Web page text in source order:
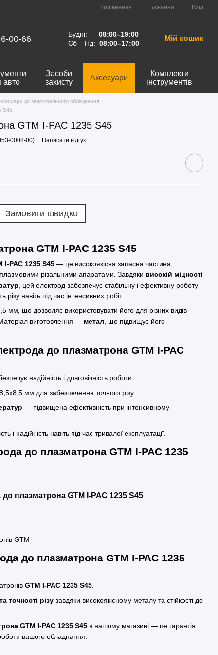
Порівняння Бажання Вхід
00-66 Будні:
08:00–19:00
Сб – Нд: 08:00–17:00
Мій кошик
авто
Засоби
захисту
Аксесуари
Комплекти
інструментів
до зварювального обладнання
S45
GTM I-PAC 1235 S45
0008-00) Написати відгук
Замовити швидко
GTM I-PAC 1235 S45
I-PAC 1235 S45 — це високоякісна запасна частина,
різальними апаратами. Завдяки високій міцності
, цей електрод забезпечує стабільну і ефективну роботу
навіть під час інтенсивних робіт.
мм, що дозволяє використовувати його для різних видів
виготовлення — метал, що підвищує його
до плазматрона GTM I-PAC
надійність і довговічність роботи.
мм для забезпечення точного різу.
— підвищена ефективність при інтенсивному
і надійність навіть під час тривалої експлуатації.
до плазматрона GTM I-PAC 1235
плазматрона GTM I-PAC 1235 S45
GTM
до плазматрона GTM I-PAC 1235
GTM I-PAC 1235 S45.
точності різу завдяки високоякісному металу та стійкості до
GTM I-PAC 1235 S45 в нашому магазині — це гарантія
вашого обладнання.